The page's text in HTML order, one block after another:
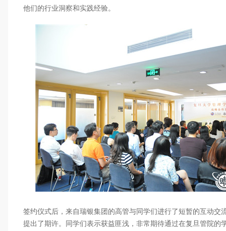
他们的行业洞察和实践经验。
签约仪式后，来自瑞银集团的高管与同学们进行了短暂的互动交
提出了期许。同学们表示获益匪浅，非常期待通过在复旦管院的